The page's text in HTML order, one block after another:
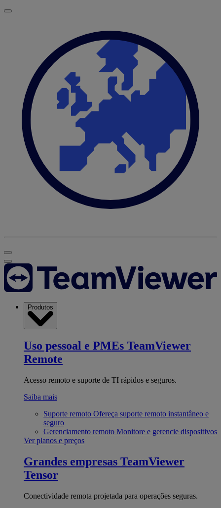
Produtos
Uso pessoal e PMEs TeamViewer
Remote
Acesso remoto e suporte de TI rápidos e seguros.
Saiba mais
Suporte remoto Ofereça suporte remoto instantâneo e
seguro
Gerenciamento remoto Monitore e gerencie dispositivos
Ver planos e preços
Grandes empresas TeamViewer
Tensor
Conectividade remota projetada para operações seguras.